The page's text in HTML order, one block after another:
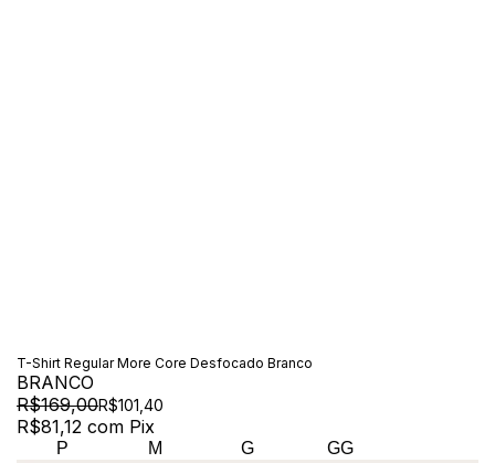
T-Shirt Regular More Core Desfocado Branco
BRANCO
R$169,00R$101,40
R$81,12 com Pix
P M G GG